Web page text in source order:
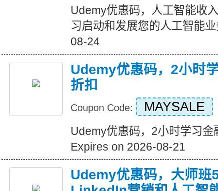
Udemy优惠码，人工智能收
习启动和发展您的人工智能
08-24
Udemy优惠码，2小时
折扣
Coupon Code: MAYSALE
Udemy优惠码，2小时学习金
Expires on 2026-08-21
Udemy优惠码，大师班